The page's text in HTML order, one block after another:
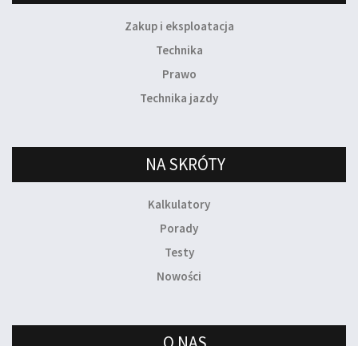
Zakup i eksploatacja
Technika
Prawo
Technika jazdy
NA SKRÓTY
Kalkulatory
Porady
Testy
Nowości